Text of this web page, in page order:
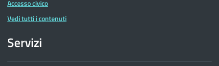
Accesso civico
Vedi tutti i contenuti
Servizi